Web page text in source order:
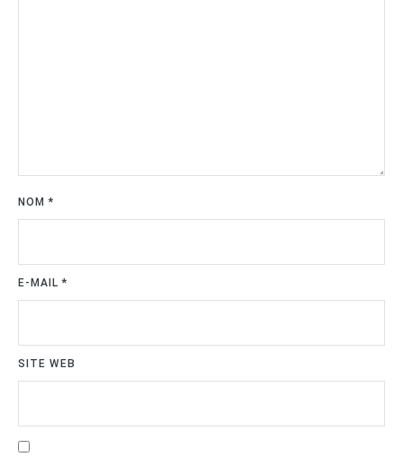
NOM*
E-MAIL*
SITE WEB